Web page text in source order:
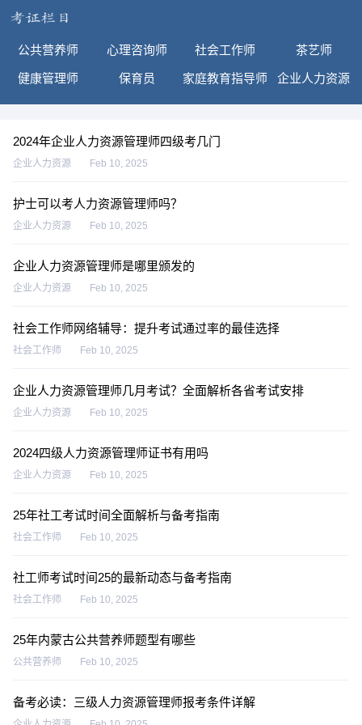
公共营养师 心理咨询师 社会工作师 茶艺师
健康管理师 保育员 家庭教育指导师 企业人力资源
2024年企业人力资源管理师四级考几门
企业人力资源 Feb 10, 2025
护士可以考人力资源管理师吗？
企业人力资源 Feb 10, 2025
企业人力资源管理师是哪里颁发的
企业人力资源 Feb 10, 2025
社会工作师网络辅导：提升考试通过率的最佳选择
社会工作师 Feb 10, 2025
企业人力资源管理师几月考试？全面解析各省考试安排
企业人力资源 Feb 10, 2025
2024四级人力资源管理师证书有用吗
企业人力资源 Feb 10, 2025
25年社工考试时间全面解析与备考指南
社会工作师 Feb 10, 2025
社工师考试时间25的最新动态与备考指南
社会工作师 Feb 10, 2025
25年内蒙古公共营养师题型有哪些
公共营养师 Feb 10, 2025
备考必读：三级人力资源管理师报考条件详解